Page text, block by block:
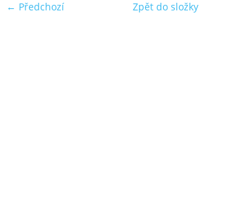
← Předchozí Zpět do složky